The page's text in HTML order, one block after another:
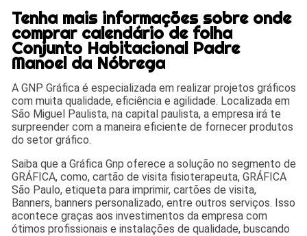
Tenha mais informações sobre onde
comprar calendário de folha
Conjunto Habitacional Padre
Manoel da Nóbrega
A GNP Gráfica é especializada em realizar projetos gráficos
com muita qualidade, eficiência e agilidade. Localizada em
São Miguel Paulista, na capital paulista, a empresa irá te
surpreender com a maneira eficiente de fornecer produtos
do setor gráfico.
Saiba que a Gráfica Gnp oferece a solução no segmento de
GRÁFICA, como, cartão de visita fisioterapeuta, GRÁFICA
São Paulo, etiqueta para imprimir, cartões de visita,
Banners, banners personalizado, entre outros serviços. Isso
acontece graças aos investimentos da empresa com
ótimos profissionais e instalações de qualidade, buscando